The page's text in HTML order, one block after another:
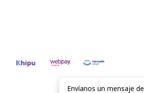
Envíanos un mensaje de